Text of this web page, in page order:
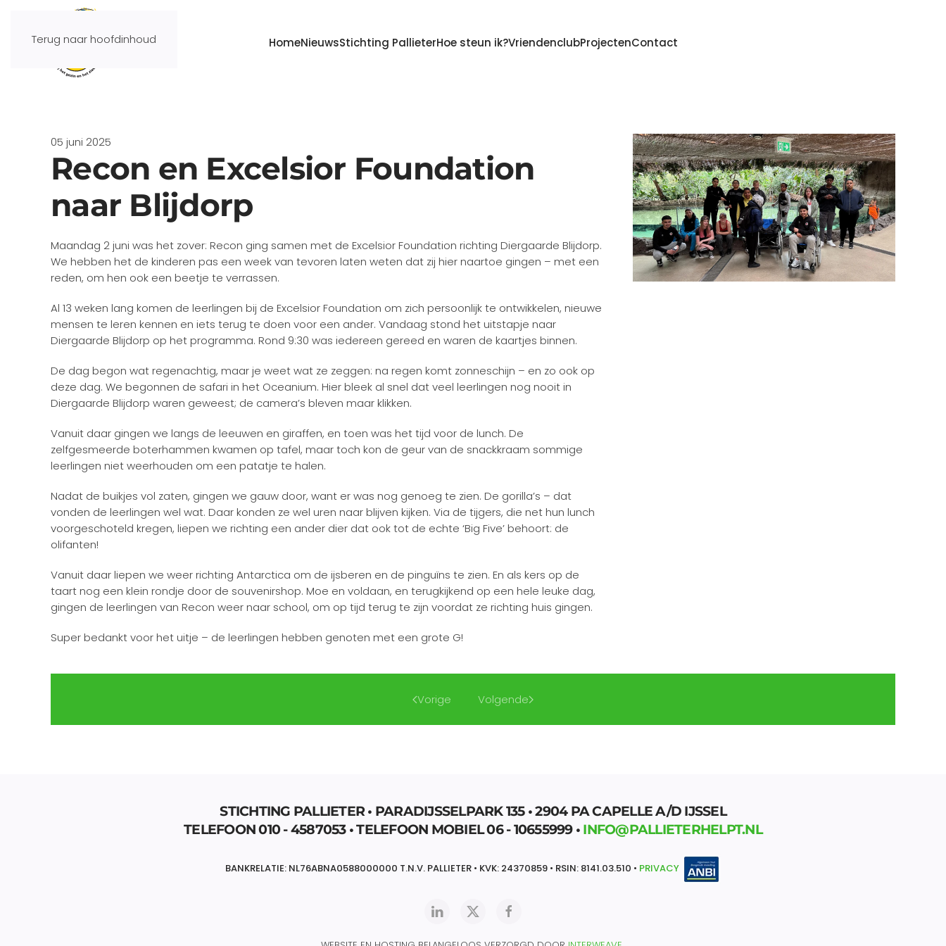
Terug naar hoofdinhoud HomeNieuwsStichting PallieterHoe steun ik?VriendenclubProjectenContact
05 juni 2025
Recon en Excelsior Foundation
naar Blijdorp
Maandag 2 juni was het zover: Recon ging samen met de Excelsior Foundation richting Diergaarde Blijdorp.
We hebben het de kinderen pas een week van tevoren laten weten dat zij hier naartoe gingen – met een
reden, om hen ook een beetje te verrassen.
Al 13 weken lang komen de leerlingen bij de Excelsior Foundation om zich persoonlijk te ontwikkelen, nieuwe
mensen te leren kennen en iets terug te doen voor een ander. Vandaag stond het uitstapje naar
Diergaarde Blijdorp op het programma. Rond 9:30 was iedereen gereed en waren de kaartjes binnen.
De dag begon wat regenachtig, maar je weet wat ze zeggen: na regen komt zonneschijn – en zo ook op
deze dag. We begonnen de safari in het Oceanium. Hier bleek al snel dat veel leerlingen nog nooit in
Diergaarde Blijdorp waren geweest; de camera’s bleven maar klikken.
Vanuit daar gingen we langs de leeuwen en giraffen, en toen was het tijd voor de lunch. De
zelfgesmeerde boterhammen kwamen op tafel, maar toch kon de geur van de snackkraam sommige
leerlingen niet weerhouden om een patatje te halen.
Nadat de buikjes vol zaten, gingen we gauw door, want er was nog genoeg te zien. De gorilla’s – dat
vonden de leerlingen wel wat. Daar konden ze wel uren naar blijven kijken. Via de tijgers, die net hun lunch
voorgeschoteld kregen, liepen we richting een ander dier dat ook tot de echte ‘Big Five’ behoort: de
olifanten!
Vanuit daar liepen we weer richting Antarctica om de ijsberen en de pinguïns te zien. En als kers op de
taart nog een klein rondje door de souvenirshop. Moe en voldaan, en terugkijkend op een hele leuke dag,
gingen de leerlingen van Recon weer naar school, om op tijd terug te zijn voordat ze richting huis gingen.
Super bedankt voor het uitje – de leerlingen hebben genoten met een grote G!
Vorige Volgende
STICHTING PALLIETER • PARADIJSSELPARK 135 • 2904 PA CAPELLE A/D IJSSEL
TELEFOON 010 - 4587053 • TELEFOON MOBIEL 06 - 10655999 • INFO@PALLIETERHELPT.NL
BANKRELATIE: NL76ABNA0588000000 T.N.V. PALLIETER • KVK: 24370859 • RSIN: 8141.03.510 • PRIVACY